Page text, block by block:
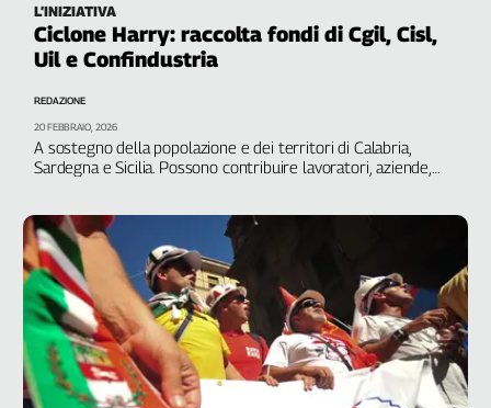
Archivio
Storico
2014
Cerca
Contatti
La
redazione
Newsletter
L’INIZIATIVA
Ciclone Harry: raccolta fondi di Cgil, Cisl,
Uil e Confindustria
A sostegno della popolazione e dei territori di Calabria,
Sardegna e Sicilia. Possono contribuire lavoratori, aziende,
REDAZIONE
20 FEBBRAIO, 2026